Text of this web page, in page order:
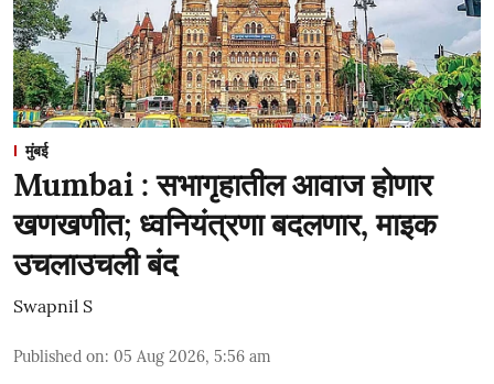
मुंबई
Mumbai : सभागृहातील आवाज होणार
खणखणीत; ध्वनियंत्रणा बदलणार, माइक
उचलाउचली बंद
Swapnil S
Published on: 05 Aug 2026, 5:56 am